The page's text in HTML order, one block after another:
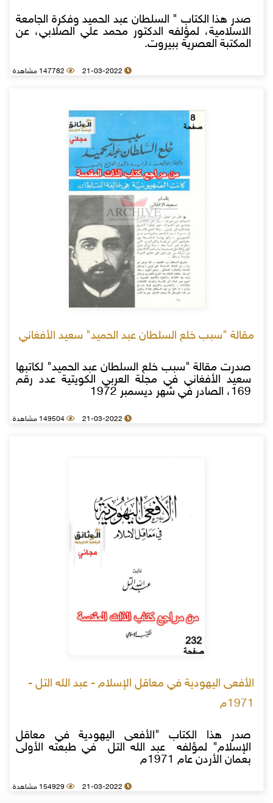
صدر هذا الكتاب " السلطان عبد الحميد وفكرة الجامعة
الاسلامية، لمؤلفه الدكتور محمد علي الصلابي، عن
المكتبة العصرية ببيروت.
21-03-2022 147782 مشاهدة
مقالة "سبب خلع السلطان عبد الحميد" سعيد الأفغاني
صدرت مقالة "سبب خلع السلطان عبد الحميد" لكاتبها
سعيد الأفغاني في مجلة العربي الكويتية عدد رقم
169، الصادر في شهر ديسمبر 1972
21-03-2022 149504 مشاهدة
الأفعى اليهودية في معاقل الإسلام - عبد الله التل -
1971م
صدر هذا الكتاب "الأفعى اليهودية في معاقل
الإسلام" لمؤلفه عبد الله التل في طبعته الأولى
بعمان الأردن عام 1971م
21-03-2022 154929 مشاهدة